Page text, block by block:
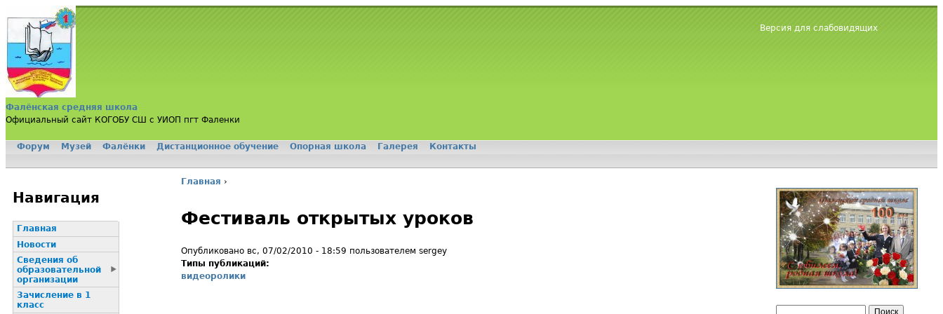
Jump to navigation
Фалёнская средняя школа
Официальный сайт КОГОБУ СШ с УИОП пгт Фаленки
Версия для слабовидящих
Главная ›
Фестиваль открытых уроков
Опубликовано вс, 07/02/2010 - 18:59 пользователем sergey
Типы публикаций:
видеоролики
Форум Музей Фалёнки Дистанционное обучение Опорная школа Галерея Контакты
Навигация
Главная
Новости
Сведения об
образовательной
организации
Зачисление в 1
класс